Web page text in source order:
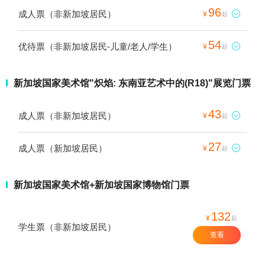
成人票（非新加坡居民） ¥ 96起 
优待票（非新加坡居民-儿童/老人/学生） ¥ 54起 
新加坡国家美术馆"炽焰: 东南亚艺术中的(R18)"展览门票
成人票（非新加坡居民） ¥43起 
成人票（新加坡居民） ¥ 27起 
新加坡国家美术馆+新加坡国家博物馆门票
学生票（非新加坡居民）
¥ 132 起
查看